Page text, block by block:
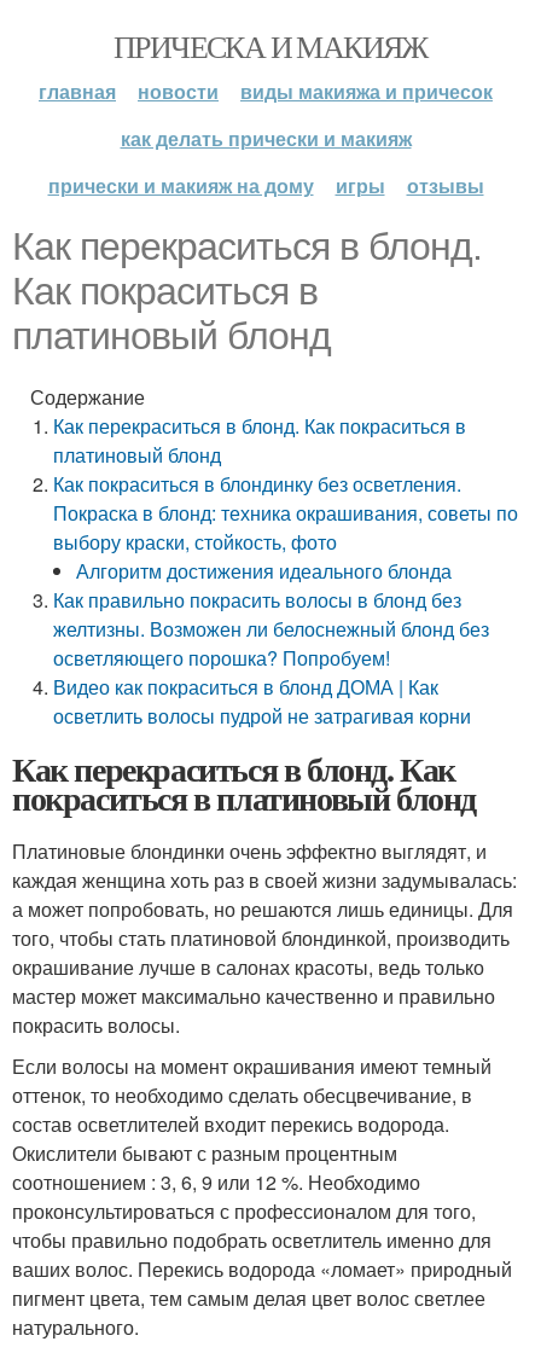
ПРИЧЕСКА И МАКИЯЖ
главная новости
виды макияжа и причесок
как делать прически и макияж
прически и макияж на дому
игры отзывы
Как перекраситься в блонд.
Как покраситься в
платиновый блонд
Содержание
Как перекраситься в блонд. Как покраситься в
платиновый блонд
Как покраситься в блондинку без осветления.
Покраска в блонд: техника окрашивания, советы по
выбору краски, стойкость, фото
Алгоритм достижения идеального блонда
Как правильно покрасить волосы в блонд без
желтизны. Возможен ли белоснежный блонд без
осветляющего порошка? Попробуем!
Видео как покраситься в блонд ДОМА | Как
осветлить волосы пудрой не затрагивая корни
Как перекраситься в блонд. Как
покраситься в платиновый блонд
Платиновые блондинки очень эффектно выглядят, и
каждая женщина хоть раз в своей жизни задумывалась:
а может попробовать, но решаются лишь единицы. Для
того, чтобы стать платиновой блондинкой, производить
окрашивание лучше в салонах красоты, ведь только
мастер может максимально качественно и правильно
покрасить волосы.
Если волосы на момент окрашивания имеют темный
оттенок, то необходимо сделать обесцвечивание, в
состав осветлителей входит перекись водорода.
Окислители бывают с разным процентным
соотношением : 3, 6, 9 или 12 %. Необходимо
проконсультироваться с профессионалом для того,
чтобы правильно подобрать осветлитель именно для
ваших волос. Перекись водорода «ломает» природный
пигмент цвета, тем самым делая цвет волос светлее
натурального.